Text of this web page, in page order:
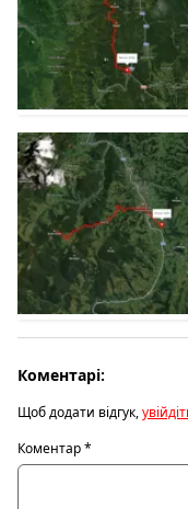
Коментарі:
Щоб додати відгук,
Коментар*